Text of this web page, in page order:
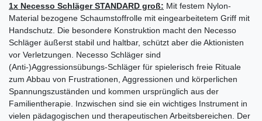
1x Necesso Schläger STANDARD groß: Mit festem Nylon-
Material bezogene Schaumstoffrolle mit eingearbeitetem Griff mit
Handschutz. Die besondere Konstruktion macht den Necesso
Schläger äußerst stabil und haltbar, schützt aber die Aktionisten
vor Verletzungen. Necesso Schläger sind
(Anti-)Aggressionsübungs-Schläger für spielerisch freie Rituale
zum Abbau von Frustrationen, Aggressionen und körperlichen
Spannungszuständen und kommen ursprünglich aus der
Familientherapie. Inzwischen sind sie ein wichtiges Instrument in
vielen pädagogischen und therapeutischen Arbeitsbereichen. Der